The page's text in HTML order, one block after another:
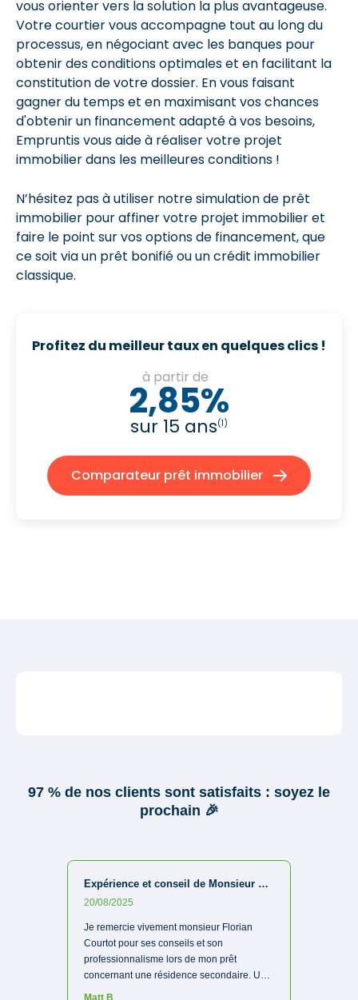
vous orienter vers la solution la plus avantageuse.
Votre courtier vous accompagne tout au long du
processus, en négociant avec les banques pour
obtenir des conditions optimales et en facilitant la
constitution de votre dossier. En vous faisant
gagner du temps et en maximisant vos chances
d'obtenir un financement adapté à vos besoins,
Empruntis vous aide à réaliser votre projet
immobilier dans les meilleures conditions !
N’hésitez pas à utiliser notre simulation de prêt
immobilier pour affiner votre projet immobilier et
faire le point sur vos options de financement, que
ce soit via un prêt bonifié ou un crédit immobilier
classique.
Profitez du meilleur taux en quelques clics !
à partir de
2,85%
sur 15 ans(1)
Comparateur prêt immobilier